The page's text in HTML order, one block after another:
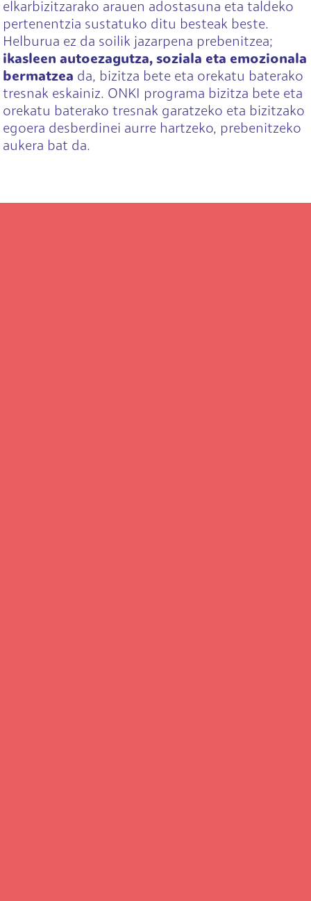
elkarbizitzarako arauen adostasuna eta taldeko
pertenentzia sustatuko ditu besteak beste.
Helburua ez da soilik jazarpena prebenitzea;
ikasleen autoezagutza, soziala eta emozionala
bermatzea da, bizitza bete eta orekatu baterako
tresnak eskainiz. ONKI programa bizitza bete eta
orekatu baterako tresnak garatzeko eta bizitzako
egoera desberdinei aurre hartzeko, prebenitzeko
aukera bat da.